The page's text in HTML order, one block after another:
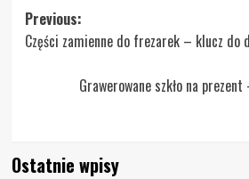
Post
navigation
Previous:
Części zamienne do frezarek – klucz do
Grawerowane szkło na
Ostatnie wpisy